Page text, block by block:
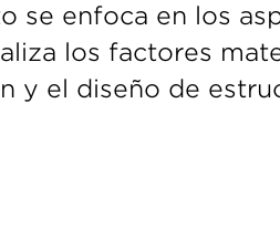
se enfoca en los
los factores
y el diseño de